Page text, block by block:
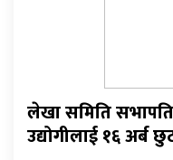
लेखा समिति
उद्योगीलाई १६ अर्ब